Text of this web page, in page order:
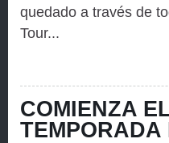
quedado a través de
Tour...
COMIENZA